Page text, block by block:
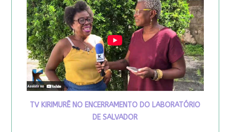
TV KIRIMURÊ NO ENCERRAMENTO DO LABORATÓRIO
DE SALVADOR